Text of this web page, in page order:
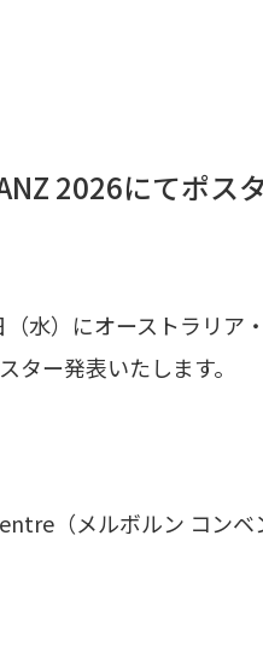
2026にてポス
水）にオーストラリア
ター発表いたします。
（メルボルン コン